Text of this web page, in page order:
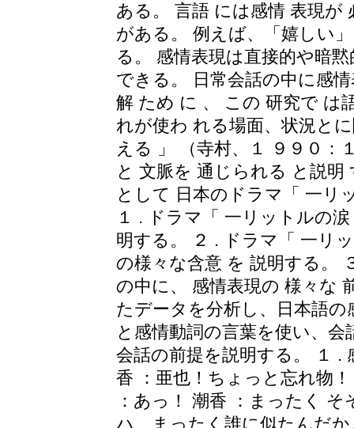
ある。 言語 には感情 表現が
がある。 例えば、「嬉しい
る。 感情表現は直接的や暗
できる。 日常会話の中に感
解 ため に 、 この 研究で は
れが使わ れる場面、状況と
える 」 （寺村、１ ９９０：
と 文脈を 通じられる と説
として 日本のドラマ「 一リ
１ . ドラマ「 一リットルの
明する。 ２ . ドラマ「 一リ
の様々な含意 を 説明する。
の中に、 感情表現の 様々な
たデータを分析し、日本語
と感情動詞の言葉を使い、
会話の前提を説明する。 １ .
香 ：亜也！ちょっと忘れ物
：あっ！ 潮香 ：まったく
ハ、まったく誰に似たんだ